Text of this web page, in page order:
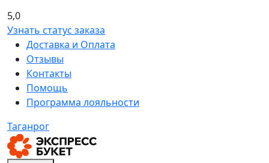
5,0
Узнать статус заказа
Доставка и Оплата
Отзывы
Контакты
Помощь
Программа лояльности
Таганрог